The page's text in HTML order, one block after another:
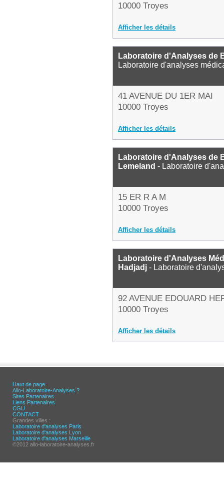
10000 Troyes
Afficher les détails
Laboratoire d'Analyses de
Laboratoire d'analyses
41 AVENUE DU 1ER MAI
10000 Troyes
Afficher les détails
Laboratoire d'Analyses de
Lemeland - Laboratoire
15 ER R A M
10000 Troyes
Afficher les détails
Laboratoire d'Analyses
Hadjadj - Laboratoire
92 AVENUE EDOUARD
10000 Troyes
Afficher les détails
Haut de page
Allo-Laboratoire-Analyses ?
Sites Partenaires
Liens Partenaires
CGU
CONTACT
Grandes villes :
Laboratoire d'analyses Paris
Laboratoire d'analyses Lyon
Laboratoire d'analyses Marseille
©2012 allo-laboratoire-analyses.fr